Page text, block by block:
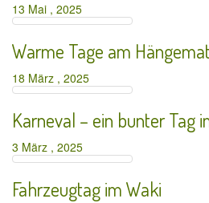
13 Mai , 2025
Warme Tage am
18 März , 2025
Karneval – ein bunter Tag
3 März , 2025
Fahrzeugtag im Waki